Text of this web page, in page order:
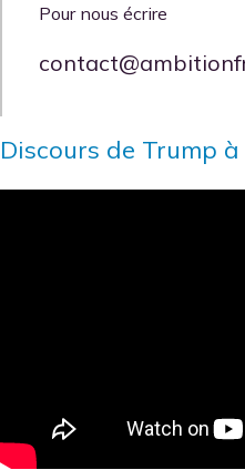
Pour nous écrire
Discours de Trump